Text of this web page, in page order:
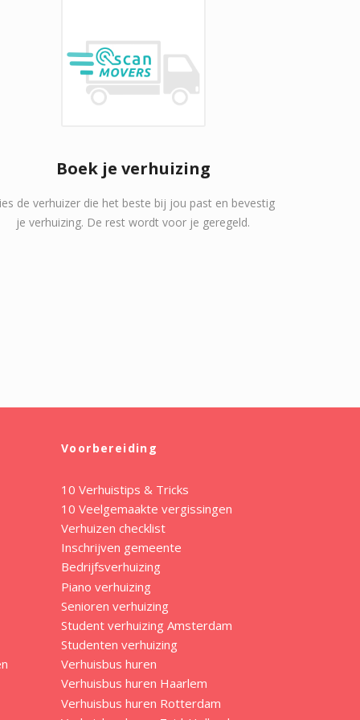
Boek je verhuizing
de verhuizer die het beste bij jou past en bevestig
je verhuizing. De rest wordt voor je geregeld.
Voorbereiding
10 Verhuistips & Tricks
10 Veelgemaakte vergissingen
Verhuizen checklist
Inschrijven gemeente
Bedrijfsverhuizing
Piano verhuizing
Senioren verhuizing
Student verhuizing Amsterdam
Studenten verhuizing
Verhuisbus huren
Verhuisbus huren Haarlem
Verhuisbus huren Rotterdam